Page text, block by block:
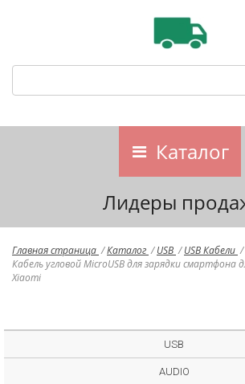
Каталог
Лидеры
Главная страница /Каталог / USB / USB Кабели /
Кабель угловой MicroUSB для зарядки смартфона
Xiaomi
USB
AUDIO